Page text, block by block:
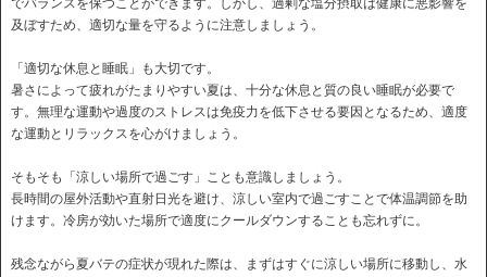
でバランスを保つことができます。しかし、過剰な塩分摂取は健康に悪影響を
及ぼすため、適切な量を守るように注意しましょう。
「適切な休息と睡眠」も大切です。
暑さによって疲れがたまりやすい夏は、十分な休息と質の良い睡眠が必要で
す。無理な運動や過度のストレスは免疫力を低下させる要因となるため、適度
な運動とリラックスを心がけましょう。
そもそも「涼しい場所で過ごす」ことも意識しましょう。
長時間の屋外活動や直射日光を避け、涼しい室内で過ごすことで体温調節を助
けます。冷房が効いた場所で適度にクールダウンすることも忘れずに。
残念ながら夏バテの症状が現れた際は、まずはすぐに涼しい場所に移動し、水